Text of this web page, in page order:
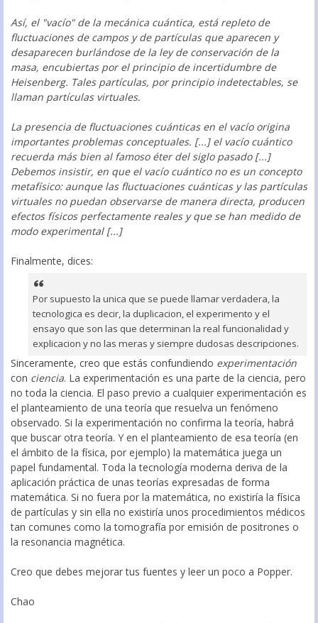
Así, el "vacío" de la mecánica cuántica, está repleto de
fluctuaciones de campos y de partículas que aparecen y
desaparecen burlándose de la ley de conservación de la
masa, encubiertas por el principio de incertidumbre de
Heisenberg. Tales partículas, por principio indetectables, se
llaman partículas virtuales.
La presencia de fluctuaciones cuánticas en el vacío origina
importantes problemas conceptuales. [...] el vacío cuántico
recuerda más bien al famoso éter del siglo pasado [...]
Debemos insistir, en que el vacío cuántico no es un concepto
metafísico: aunque las fluctuaciones cuánticas y las partículas
virtuales no puedan observarse de manera directa, producen
efectos físicos perfectamente reales y que se han medido de
modo experimental [...]
Finalmente, dices:
Por supuesto la unica que se puede llamar verdadera, la
tecnologica es decir, la duplicacion, el experimento y el
ensayo que son las que determinan la real funcionalidad y
explicacion y no las meras y siempre dudosas descripciones.
Sinceramente, creo que estás confundiendo experimentación
con ciencia. La experimentación es una parte de la ciencia, pero
no toda la ciencia. El paso previo a cualquier experimentación es
el planteamiento de una teoría que resuelva un fenómeno
observado. Si la experimentación no confirma la teoría, habrá
que buscar otra teoría. Y en el planteamiento de esa teoría (en
el ámbito de la física, por ejemplo) la matemática juega un
papel fundamental. Toda la tecnología moderna deriva de la
aplicación práctica de unas teorías expresadas de forma
matemática. Si no fuera por la matemática, no existiría la física
de partículas y sin ella no existiría unos procedimientos médicos
tan comunes como la tomografía por emisión de positrones o
la resonancia magnética.
Creo que debes mejorar tus fuentes y leer un poco a Popper.
Chao